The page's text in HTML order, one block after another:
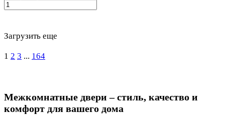
Загрузить еще
1 2 3 ... 164
Межкомнатные двери – стиль, качество и
комфорт для вашего дома